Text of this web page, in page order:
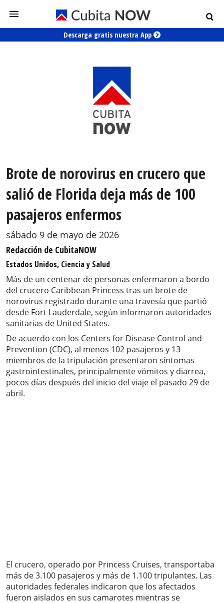
Descarga gratis nuestra App
Brote de norovirus en crucero que
salió de Florida deja más de 100
pasajeros enfermos
sábado 9 de mayo de 2026
Redacción de CubitaNOW
Estados Unidos, Ciencia y Salud
Más de un centenar de personas enfermaron a bordo
del crucero Caribbean Princess tras un brote de
norovirus registrado durante una travesía que partió
desde Fort Lauderdale, según informaron autoridades
sanitarias de United States.
De acuerdo con los Centers for Disease Control and
Prevention (CDC), al menos 102 pasajeros y 13
miembros de la tripulación presentaron síntomas
gastrointestinales, principalmente vómitos y diarrea,
pocos días después del inicio del viaje el pasado 29 de
abril.
El crucero, operado por Princess Cruises, transportaba
más de 3.100 pasajeros y más de 1.100 tripulantes. Las
autoridades federales indicaron que los afectados
fueron aislados en sus camarotes mientras se